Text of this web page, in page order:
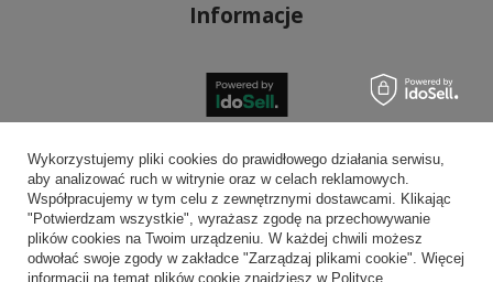
Informacje
Bezpieczne płatności
Wygodna dostawa
Wykorzystujemy pliki cookies do prawidłowego działania serwisu,
aby analizować ruch w witrynie oraz w celach reklamowych.
Współpracujemy w tym celu z zewnętrznymi dostawcami. Klikając
"Potwierdzam wszystkie", wyrażasz zgodę na przechowywanie
plików cookies na Twoim urządzeniu. W każdej chwili możesz
odwołać swoje zgody w zakładce "Zarządzaj plikami cookie". Więcej
informacji na temat plików cookie znajdziesz w Polityce